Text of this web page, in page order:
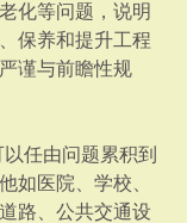
化等问题，说明
保养和提升工程
谨与前瞻性规
任由问题累积到
如医院、学校、
路、公共交通设